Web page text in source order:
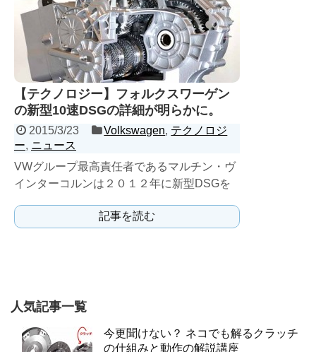
【テクノロジー】フォルクスワーゲン
の新型10速DSGの詳細が明らかに。
2015/3/23 Volkswagen, テクノロジ
ー, ニュース
VWグループ最高責任者であるマルチン・ヴ
インターコルンは２０１２年に新型DSGを
ついては明かさなかっ...
記事を読む
人気記事一覧
今更聞けない？ ネコでも解るクラッチ
の仕組みと動作の解説講座